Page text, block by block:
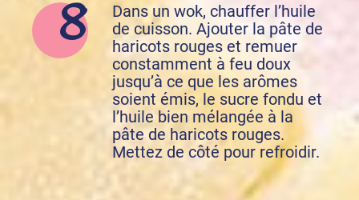
Dans un wok, chauffer l’huile
de cuisson. Ajouter la pâte de
haricots rouges et remuer
constamment à feu doux
jusqu’à ce que les arômes
soient émis, le sucre fondu et
l’huile bien mélangée à la
pâte de haricots rouges.
Mettez de côté pour refroidir.